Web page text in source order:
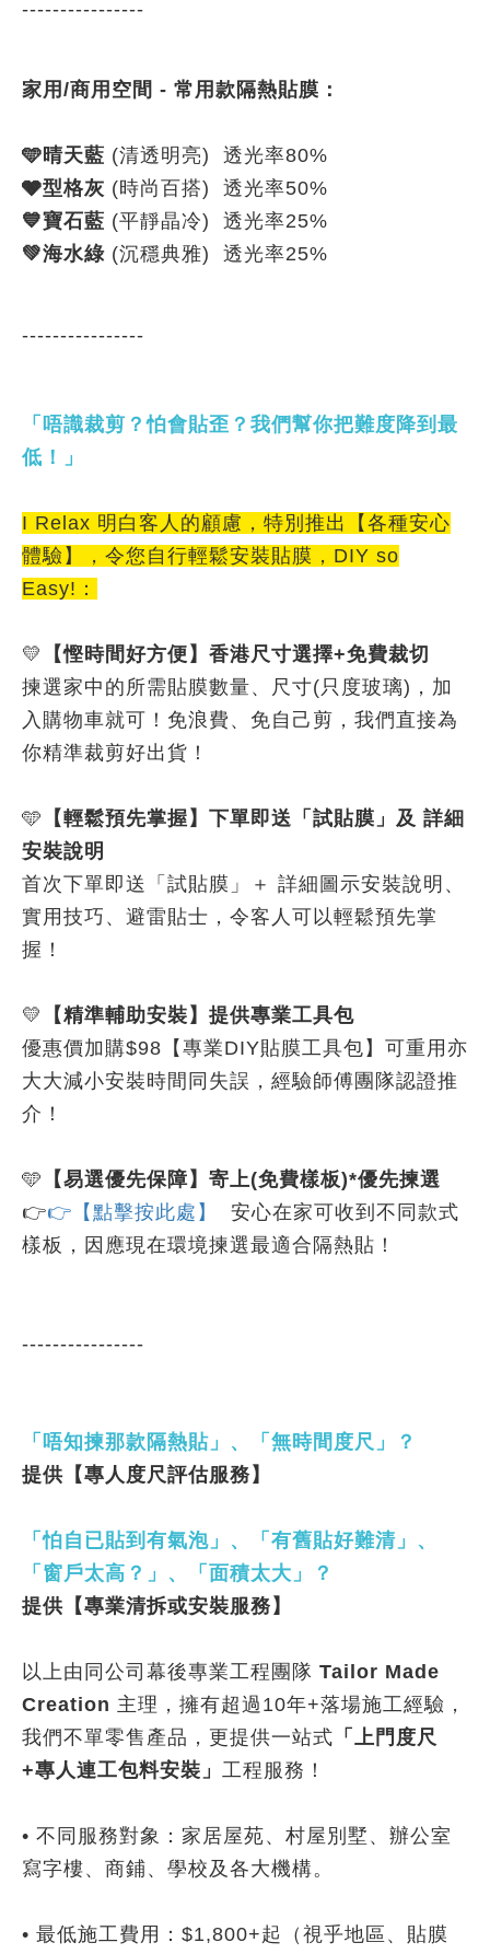
----------------
家用/商用空間 - 常用款隔熱貼膜：
🩵 晴天藍 (清透明亮) 透光率80%
🩶型格灰 (時尚百搭) 透光率50%
💙寶石藍 (平靜晶冷) 透光率25%
💚海水綠 (沉穩典雅) 透光率25%
----------------
「唔識裁剪？怕會貼歪？我們幫你把難度降到最
低！」
I Relax 明白客人的顧慮，特別推出【各種安心
體驗】，令您自行輕鬆安裝貼膜，DIY so
Easy!：
💛
【慳時間好方便】香港尺寸選擇+免費裁切
揀選家中的所需貼膜數量、尺寸(只度玻璃)，加
入購物車就可！免浪費、免自己剪，我們直接為
你精準裁剪好出貨！
🩵 【輕鬆預先掌握】下單即送「試貼膜」及 詳細
安裝說明
首次下單即送「試貼膜」＋ 詳細圖示安裝說明、
實用技巧、避雷貼士，令客人可以輕鬆預先掌
握！
💛
【精準輔助安裝】提供專業工具包
優惠價加購$98【專業DIY貼膜工具包】可重用亦
大大減小安裝時間同失誤，經驗師傅團隊認證推
介！
🩵 【易選優先保障】寄上(免費樣板)*優先揀選
👉👉【點擊按此處】
安心在家可收到不同款式
樣板，因應現在環境揀選最適合隔熱貼！
----------------
「唔知揀那款隔熱貼」、「無時間度尺」？
提供【專人度尺評估服務】
「怕自已貼到有氣泡」、「有舊貼好難清」、
「 窗戶太高？ 」 、 「 面積太大 」
？
提供 【專業清拆或安裝服務】
以上由同公司幕後專業工程團隊 Tailor Made
Creation 主理，擁有超過10年+落場施工經驗，
我們不單零售產品，更提供一站式 「上門度尺
+專人連工包料安裝」 工程服務！
• 不同服務對象：家居屋苑、村屋別墅、辦公室
寫字樓、商鋪、學校及各大機構。
• 最低施工費用：$1,800+起（視乎地區、貼膜